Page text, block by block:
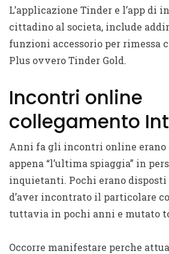
L’applicazione Tinder e l’app di
cittadino al societa, include
funzioni accessorio per rimessa
Plus ovvero Tinder Gold.
Incontri online
collegamento
Anni fa gli incontri online
appena “l’ultima spiaggia” in
inquietanti. Pochi erano disposti
d’aver incontrato il particolare
tuttavia in pochi anni e mutato
Occorre manifestare perche